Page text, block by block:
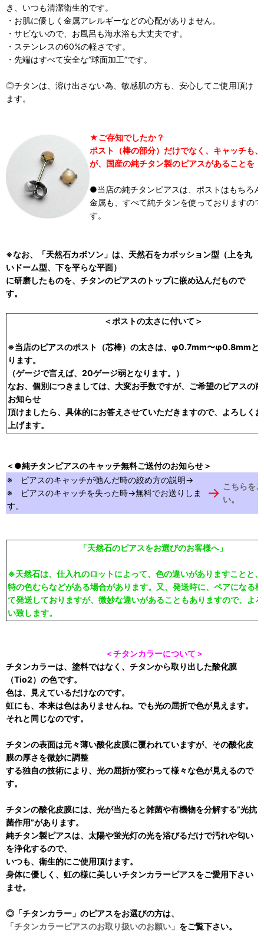
き、いつも清潔衛生的です。
・お肌に優しく金属アレルギーなどの心配がありません。
・サビないので、お風呂も海水浴も大丈夫です。
・ステンレスの60%の軽さです。
・先端はすべて安全な”球面加工”です。
◎チタンは、溶け出さない為、敏感肌の方も、安心してご使用頂け
ます。
★ご存知でしたか？
ポスト（棒の部分）だけでなく、キャッチも
が、国産の純チタン製のピアスがあることを！
●当店の純チタンピアスは、ポストはもちろ
金属も、すべて純チタンを使っておりますの
す。
※なお、「天然石カボソン」は、天然石をカボッション型（上を丸
いドーム型、下を平らな平面）
に研磨したものを、チタンのピアスのトップに嵌め込んだもので
す。
＜ポストの太さに付いて＞
※当店のピアスのポスト（芯棒）の太さは、φ0.7mm〜φ0.8mmと
ります。
（ゲージで言えば、20ゲージ弱となります。）
なお、個別につきましては、大変お手数ですが、ご希望のピアスの
お知らせ
頂けましたら、具体的にお答えさせていただきますので、よろしく
上げます。
＜●純チタンピアスのキャッチ無料ご送付のお知らせ＞
※ ピアスのキャッチが弛んだ時の絞め方の説明→
※ ピアスのキャッチを失った時→無料でお送りしま
す。
→ こちらを
い。
「天然石のピアスをお選びのお客様へ」
※天然石は、仕入れのロットによって、色の違いがありますことと
特の色むらなどがある場合があります。又、発送時に、ペアになる
て発送しておりますが、微妙な違いがあることもありますので、よ
い致します。
＜チタンカラーについて＞
チタンカラーは、塗料ではなく、チタンから取り出した酸化膜
（Tio2）の色です。
色は、見えているだけなのです。
虹にも、本来は色はありませんね。でも光の屈折で色が見えます。
それと同じなのです。
チタンの表面は元々薄い酸化皮膜に覆われていますが、その酸化皮
膜の厚さを微妙に調整
する独自の技術により、光の屈折が変わって様々な色が見えるので
す。
チタンの酸化皮膜には、光が当たると雑菌や有機物を分解する”光抗
菌作用”があります。
純チタン製ピアスは、太陽や蛍光灯の光を浴びるだけで汚れや匂い
を浄化するので、
いつも、衛生的にご使用頂けます。
身体に優しく、虹の様に美しいチタンカラーピアスをご愛用下さい
ませ。
◎「チタンカラー」のピアスをお選びの方は、
「チタンカラーピアスのお取り扱いのお願い」 をご覧下さい。